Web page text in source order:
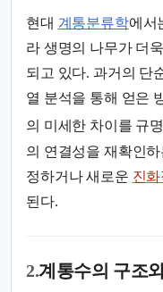
현대 계통분류학에서
라 생명의 나무가 더
되고 있다. 과거의 단
열 분석을 통해 얻은
의 미세한 차이를 규
의 연결성을 재확인
정하거나 새로운 진
된다.
2.계통수의 구조